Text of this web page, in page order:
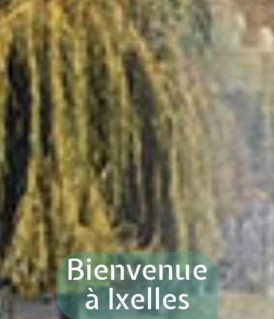
Bienvenue
à Ixelles